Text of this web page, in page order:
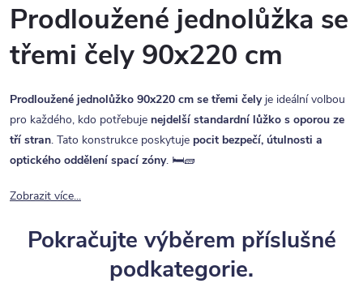
Prodloužené jednolůžka se
třemi čely 90x220 cm
Prodloužené jednolůžko 90x220 cm se třemi čelyje ideální volbou
pro každého, kdo potřebuje nejdelší standardní lůžko s oporou ze
tří stran. Tato konstrukce poskytuje pocit bezpečí, útulnosti a
optického oddělení spací zóny. 🛏️🧱
Zobrazit více...
Pokračujte výběrem příslušné
podkategorie.